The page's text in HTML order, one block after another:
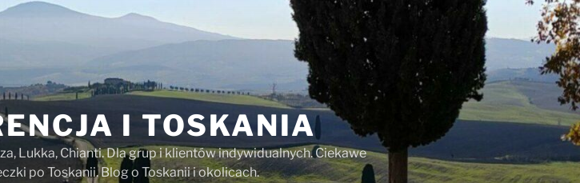
I TOSKANIA
Lukka, Chianti. Dla grup i klientów indywidualnych. Ciekawe
po Toskanii. Blog o Toskanii i okolicach.